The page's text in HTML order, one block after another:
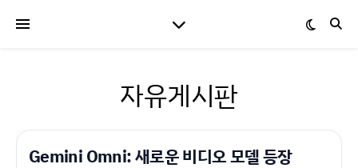
자유게시판
Gemini Omni: 새로운 비디오 모델 등장